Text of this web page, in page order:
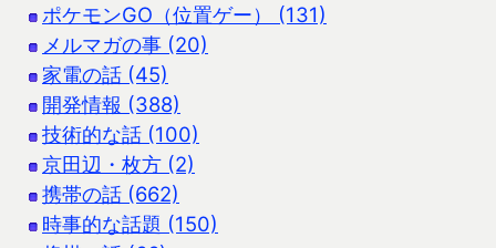
ポケモンGO（位置ゲー） (131)
メルマガの事 (20)
家電の話 (45)
開発情報 (388)
技術的な話 (100)
京田辺・枚方 (2)
携帯の話 (662)
時事的な話題 (150)